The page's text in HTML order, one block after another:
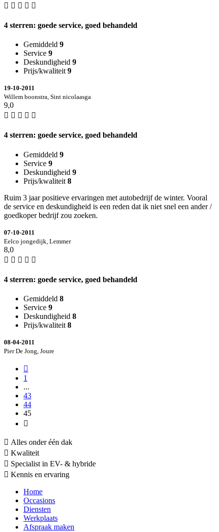
4 sterren: goede service, goed behandeld
Gemiddeld 9
Service 9
Deskundigheid 9
Prijs/kwaliteit 9
19-10-2011
Willem boonstra, Sint nicolaasga
9,0
4 sterren: goede service, goed behandeld
Gemiddeld 9
Service 9
Deskundigheid 9
Prijs/kwaliteit 8
Ruim 3 jaar positieve ervaringen met autobedrijf de winter. Vooral
de service en deskundigheid is een reden dat ik niet snel een ander /
goedkoper bedrijf zou zoeken.
07-10-2011
Eelco jongedijk, Lemmer
8,0
4 sterren: goede service, goed behandeld
Gemiddeld 8
Service 9
Deskundigheid 8
Prijs/kwaliteit 8
08-04-2011
Pier De Jong, Joure
1
...
43
44
45
Alles onder één dak
Kwaliteit
Specialist in EV- & hybride
Kennis en ervaring
Home
Occasions
Diensten
Werkplaats
Afspraak maken